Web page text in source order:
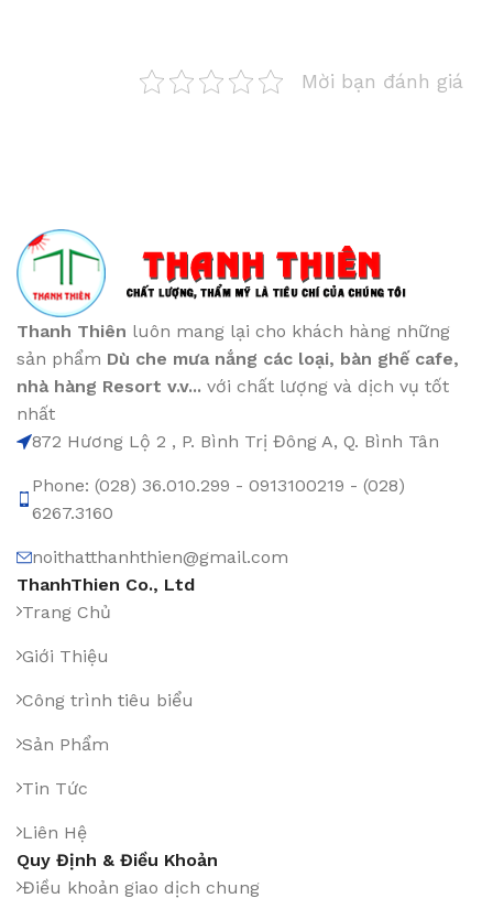
Mời bạn đánh giá
Thanh Thiên luôn mang lại cho khách hàng những
sản phẩm Dù che mưa nắng các loại, bàn ghế cafe,
nhà hàng Resort v.v... với chất lượng và dịch vụ tốt
nhất
872 Hương Lộ 2 , P. Bình Trị Đông A, Q. Bình Tân
Phone: (028) 36.010.299 - 0913100219 - (028)
6267.3160
noithatthanhthien@gmail.com
ThanhThien Co., Ltd
Trang Chủ
Giới Thiệu
Công trình tiêu biểu
Sản Phẩm
Tin Tức
Liên Hệ
Quy Định & Điều Khoản
Điều khoản giao dịch chung